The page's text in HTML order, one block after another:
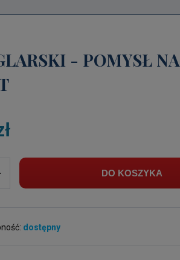
- POMYSŁ NA
DO KOSZYKA
dostępny